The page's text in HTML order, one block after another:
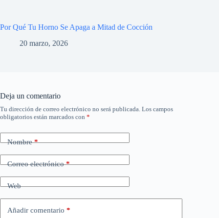
Por Qué Tu Horno Se Apaga a Mitad de Cocción
20 marzo, 2026
Deja un comentario
Tu dirección de correo electrónico no será publicada. Los campos
obligatorios están marcados con *
Nombre*
Correo electrónico*
Web
Añadir comentario *